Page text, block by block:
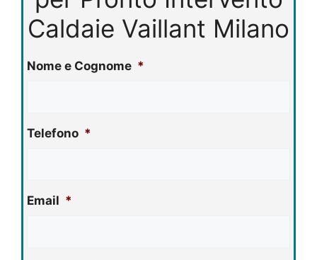
Caldaie Vaillant Milano
Nome e Cognome *
Telefono *
Email *